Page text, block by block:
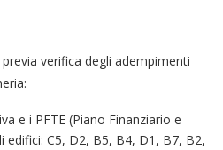
verifica degli adempimenti
e i PFTE (Piano Finanziario e
edifici: C5, D2, B5, B4, D1, B7, B2,